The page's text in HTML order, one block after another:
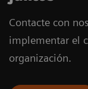
Contacte con
implementar el
organización.